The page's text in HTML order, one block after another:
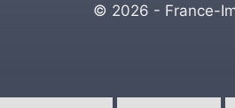
© 2026 - France-